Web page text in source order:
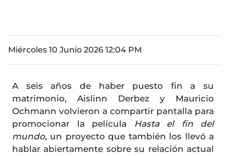
Miércoles 10 Junio 2026 12:04 PM
A seis años de haber puesto fin a su
matrimonio, Aislinn Derbez y Mauricio
Ochmann volvieron a compartir pantalla para
promocionar la película
Hasta el fin del
mundo, un proyecto que también los llevó a
hablar abiertamente sobre su relación actual